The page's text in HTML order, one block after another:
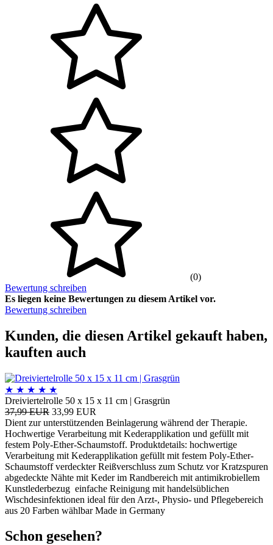
(0)
Bewertung schreiben
Es liegen keine Bewertungen zu diesem Artikel vor.
Bewertung schreiben
Kunden, die diesen Artikel gekauft haben,
kauften auch
★ ★ ★ ★ ★
Dreiviertelrolle 50 x 15 x 11 cm | Grasgrün
37,99 EUR 33,99 EUR
Dient zur unterstützenden Beinlagerung während der Therapie.
Hochwertige Verarbeitung mit Kederapplikation und gefüllt mit
festem Poly-Ether-Schaumstoff. Produktdetails: hochwertige
Verarbeitung mit Kederapplikation gefüllt mit festem Poly-Ether-
Schaumstoff verdeckter Reißverschluss zum Schutz vor Kratzspuren
abgedeckte Nähte mit Keder im Randbereich mit antimikrobiellem
Kunstlederbezug einfache Reinigung mit handelsüblichen
Wischdesinfektionen ideal für den Arzt-, Physio- und Pflegebereich
aus 20 Farben wählbar Made in Germany
Schon gesehen?